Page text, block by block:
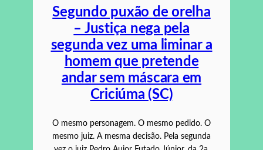
Segundo puxão de orelha
– Justiça nega pela
segunda vez uma liminar a
homem que pretende
andar sem máscara em
Criciúma (SC)
O mesmo personagem. O mesmo pedido. O
mesmo juiz. A mesma decisão. Pela segunda